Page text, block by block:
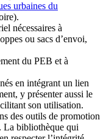
urbaines du
nécessaires à
ou sacs d’envoi,
du PEB et à
en intégrant un lien
y présenter aussi le
son utilisation.
des outils de promotion
La bibliothèque qui